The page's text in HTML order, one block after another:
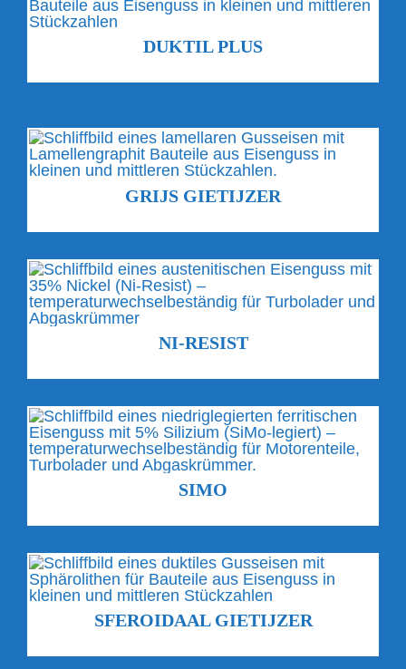
DUKTIL PLUS
GRIJS GIETIJZER
NI-RESIST
SIMO
SFEROIDAAL GIETIJZER